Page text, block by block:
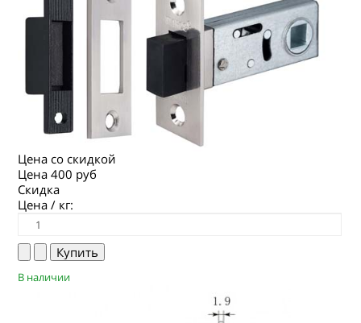
Цена со скидкой
Цена400 руб
Скидка
Цена / кг:
В наличии